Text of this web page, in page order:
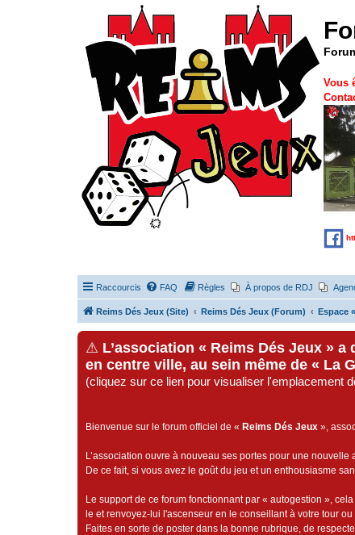
Vous
Raccourcis FAQ Règles À propos de RDJ
Reims Dés Jeux (Site) Reims Dés Jeux (Forum) Espace
⚠ L’association « Reims Dés Jeux »
en centre ville, au sein même de « La
(cliquez sur ce lien pour visualiser l'emplacement
Bienvenue sur le forum officiel de « Reims Dés Jeux »,
L’association ouvre à nouveau ses portes pour une
De ce fait, si vous avez le goût du jeu et un enthousiasme
Le support de ce forum fonctionnant par « autogestion »,
le et renvoyez-lui l'ascenseur en le conseillant à votre tour
Faites en sorte de poster dans la bonne rubrique, de